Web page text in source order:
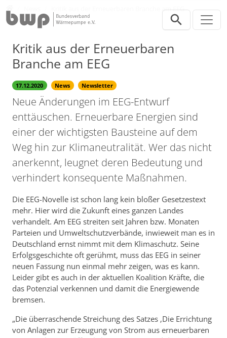
Kritik aus der Erneuerbaren Branche am EEG
Kritik aus der Erneuerbaren
Branche am EEG
17.12.2020 News Newsletter
Neue Änderungen im EEG-Entwurf
enttäuschen. Erneuerbare Energien sind
einer der wichtigsten Bausteine auf dem
Weg hin zur Klimaneutralität. Wer das nicht
anerkennt, leugnet deren Bedeutung und
verhindert konsequente Maßnahmen.
Die EEG-Novelle ist schon lang kein bloßer Gesetzestext
mehr. Hier wird die Zukunft eines ganzen Landes
verhandelt. Am EEG streiten seit Jahren bzw. Monaten
Parteien und Umweltschutzverbände, inwieweit man es in
Deutschland ernst nimmt mit dem Klimaschutz. Seine
Erfolgsgeschichte oft gerühmt, muss das EEG in seiner
neuen Fassung nun einmal mehr zeigen, was es kann.
Leider gibt es auch in der aktuellen Koalition Kräfte, die
das Potenzial verkennen und damit die Energiewende
bremsen.
„Die überraschende Streichung des Satzes ‚Die Errichtung
von Anlagen zur Erzeugung von Strom aus erneuerbaren